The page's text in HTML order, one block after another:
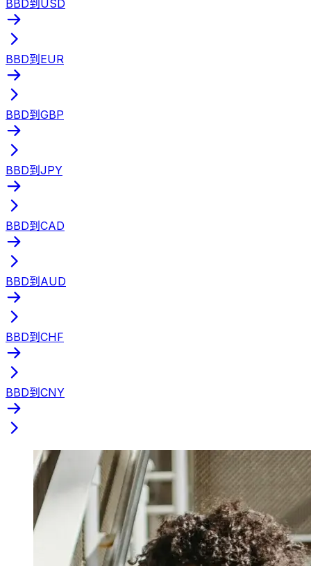
BBD到USD
BBD到EUR
BBD到GBP
BBD到JPY
BBD到CAD
BBD到AUD
BBD到CHF
BBD到CNY